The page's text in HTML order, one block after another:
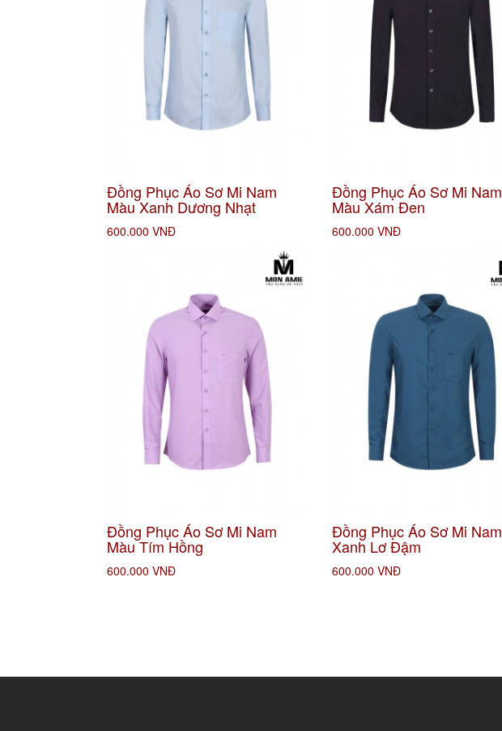
Đồng Phục Áo Sơ Mi Nam
Màu Xanh Dương Nhạt
600.000 VNĐ
Đồng Phục Áo Sơ Mi Nam
Màu Xám Đen
600.000 VNĐ
Đồng Phục Áo Sơ Mi Nam
Màu Tím Hồng
600.000 VNĐ
Đồng Phục Áo Sơ Mi Nam
Xanh Lơ Đậm
600.000 VNĐ